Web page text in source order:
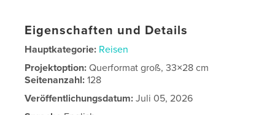
Eigenschaften und Details
Hauptkategorie: Reisen
Projektoption:Querformat groß, 33×28 cm
Seitenanzahl:128
Veröffentlichungsdatum: Juli 05, 2026